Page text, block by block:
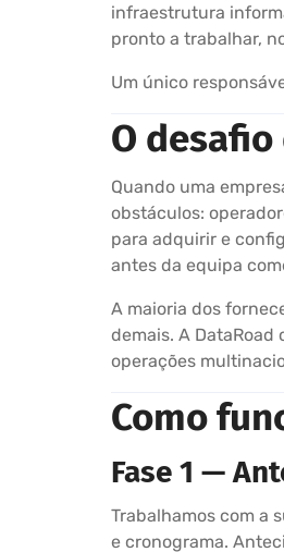
infraestrutura
pronto a trabalhar,
Um único
O
Quando uma
obstáculos:
para adquirir e
antes da equipa
A maioria dos
demais. A
operações
Como
Fase 1 —
Trabalhamos com a
e cronograma.